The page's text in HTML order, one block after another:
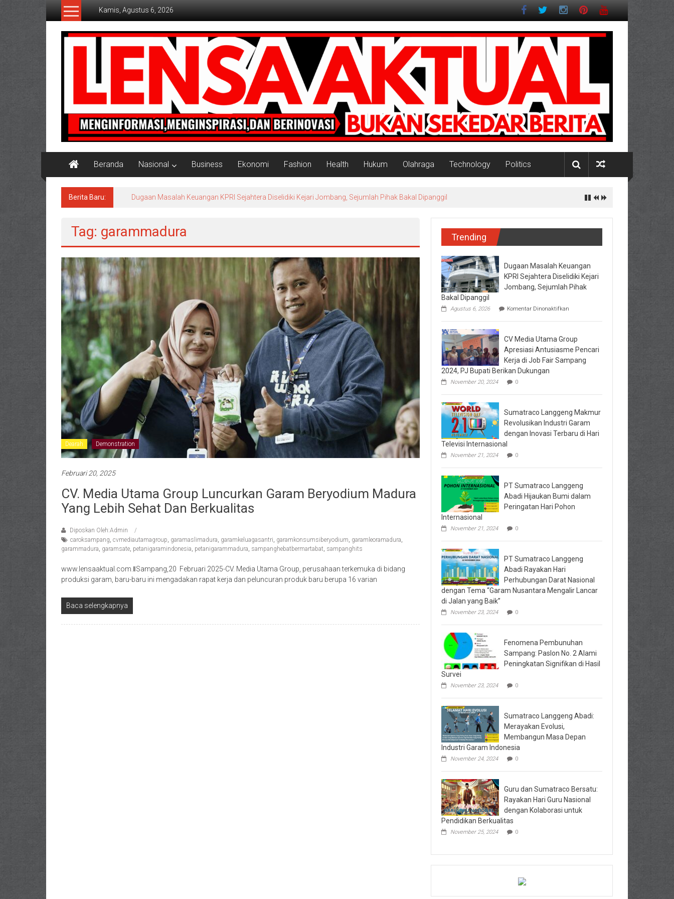
Lompat
Kamis, Agustus 6, 2026
Lensaaktual
Beranda Nasional Business Ekonomi Fashion Health Hukum Olahraga Technology Politics
Berita Baru: Program Kampung Nelayan Merah Putih Masuk Lamongan, Paciran & Brondong Jadi Pusat Ekonomi Pesisir
Tag: garammadura
Dearah Demonstration
Februari 20, 2025
CV. Media Utama Group Luncurkan Garam Beryodium Madura
Yang Lebih Sehat Dan Berkualitas
Diposkan Oleh:Admin
caroksampang, cvmediautamagroup, garamaslimadura, garamkeluagasantri, garamkonsumsiberyodium, garamleoramadura,
garammadura, garamsate, petanigaramindonesia, petanigarammadura, sampanghebatbermartabat, sampanghits
www.lensaaktual.com.ǁSampang,20 Februari 2025-CV. Media Utama Group, perusahaan terkemuka di bidang
produksi garam, baru-baru ini mengadakan rapat kerja dan peluncuran produk baru berupa 16 varian
Baca selengkapnya
Trending
Dugaan Masalah Keuangan
KPRI Sejahtera Diselidiki Kejari
Jombang, Sejumlah Pihak
Bakal Dipanggil
Agustus 6, 2026 Komentar Dinonaktifkan
Masalah
KPRI
Sejahtera
Kejari
Bakal
CV Media Utama Group
Apresiasi Antusiasme Pencari
Kerja di Job Fair Sampang
2024, PJ Bupati Berikan Dukungan
November 20, 2024 0
Sumatraco Langgeng Makmur
Revolusikan Industri Garam
dengan Inovasi Terbaru di Hari
Televisi Internasional
November 21, 2024 0
PT Sumatraco Langgeng
Abadi Hijaukan Bumi dalam
Peringatan Hari Pohon
Internasional
November 21, 2024 0
PT Sumatraco Langgeng
Abadi Rayakan Hari
Perhubungan Darat Nasional
dengan Tema “Garam Nusantara Mengalir Lancar
di Jalan yang Baik”
November 23, 2024 0
Fenomena Pembunuhan
Sampang: Paslon No. 2 Alami
Peningkatan Signifikan di Hasil
Survei
November 23, 2024 0
Sumatraco Langgeng Abadi:
Merayakan Evolusi,
Membangun Masa Depan
Industri Garam Indonesia
November 24, 2024 0
Guru dan Sumatraco Bersatu:
Rayakan Hari Guru Nasional
dengan Kolaborasi untuk
Pendidikan Berkualitas
November 25, 2024 0